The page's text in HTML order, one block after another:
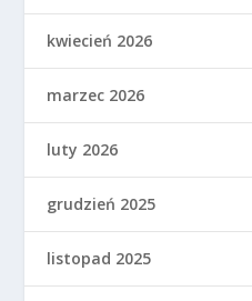
kwiecień 2026
marzec 2026
luty 2026
grudzień 2025
listopad 2025